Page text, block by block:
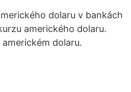
dolaru v bankách
amerického dolaru.
dolaru.